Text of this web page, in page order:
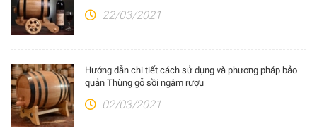
22/03/2021
Hướng dẫn chi tiết cách sử dụng và phương pháp bảo
quản Thùng gỗ sồi ngâm rượu
02/03/2021